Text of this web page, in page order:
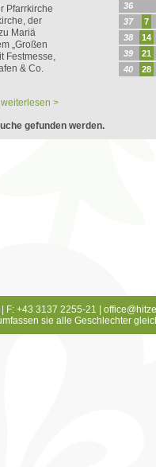
Pfarrkirche
der
Mariä
„Großen
Festmesse,
& Co.
weiterlesen >
36
37
7
38
14
39
21
40
28
gefunden werden.
F: +43 3137 2255-21 |
sie alle Geschlechter